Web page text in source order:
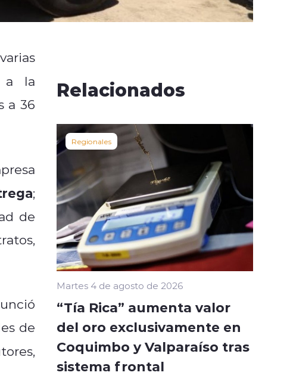
a la
a 36
;
de
de
Relacionados
Regionales
Martes 4 de agosto de 2026
“Tía Rica” aumenta valor
del oro exclusivamente en
Coquimbo y Valparaíso tras
sistema frontal